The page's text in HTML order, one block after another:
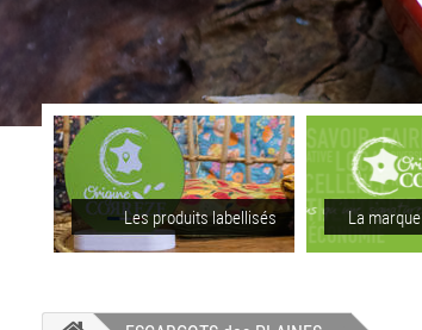
Les produits labellisés La